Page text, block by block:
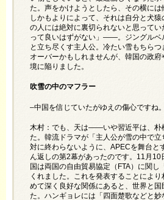
た。声をかけようとしたら、その横には
しかもよりによって、それは自分と犬
の人には絶対に裏切られないと思って
って良いはずがない」――。ジングルベ
と立ち尽くす主人公。冷たい雪もちら
オーバーかもしれませんが、韓国の政
境に陥りました。
吹雪の中のマフラー
–中国を信じていたがゆえの傷心ですね。
木村：でも、天は――いや習近平は、朴
た。韓流ドラマが「主人公が雪の中で
対に終わらないように、APECを舞台と
ん返しの第2幕があったのです。11月10
国は両国の自由貿易協定（FTA）に関し
くれました。これを発表することによ
めて深く良好な関係にあると、世界と国
た。ハンギョレには「四面楚歌などと妙